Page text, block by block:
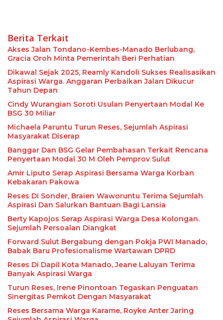
Berita Terkait
Akses Jalan Tondano-Kembes-Manado Berlubang,
Gracia Oroh Minta Pemerintah Beri Perhatian
Dikawal Sejak 2025, Reamly Kandoli Sukses Realisasikan
Aspirasi Warga. Anggaran Perbaikan Jalan Dikucur
Tahun Depan
Cindy Wurangian Soroti Usulan Penyertaan Modal Ke
BSG 30 Miliar
Michaela Paruntu Turun Reses, Sejumlah Aspirasi
Masyarakat Diserap
Banggar Dan BSG Gelar Pembahasan Terkait Rencana
Penyertaan Modal 30 M Oleh Pemprov Sulut
Amir Liputo Serap Aspirasi Bersama Warga Korban
Kebakaran Pakowa
Reses Di Sonder, Braien Waworuntu Terima Sejumlah
Aspirasi Dan Salurkan Bantuan Bagi Lansia
Berty Kapojos Serap Aspirasi Warga Desa Kolongan.
Sejumlah Persoalan Diangkat
Forward Sulut Bergabung dengan Pokja PWI Manado,
Babak Baru Profesionalisme Wartawan DPRD
Reses Di Dapil Kota Manado, Jeane Laluyan Terima
Banyak Aspirasi Warga
Turun Reses, Irene Pinontoan Tegaskan Penguatan
Sinergitas Pemkot Dengan Masyarakat
Reses Bersama Warga Karame, Royke Anter Jaring